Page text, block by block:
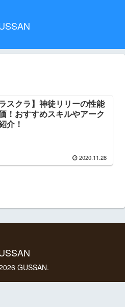
ラスクラ】神徒リリーの性能
！おすすめスキルやアーク
介！
2020.11.28
GUSSAN.